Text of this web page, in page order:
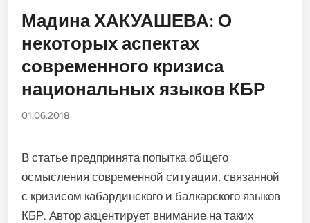
Мадина ХАКУАШЕВА: О
некоторых аспектах
современного кризиса
национальных языков КБР
01.06.2018
В статье предпринята попытка общего
осмысления современной ситуации, связанной
с кризисом кабардинского и балкарского языков
КБР. Автор акцентирует внимание на таких